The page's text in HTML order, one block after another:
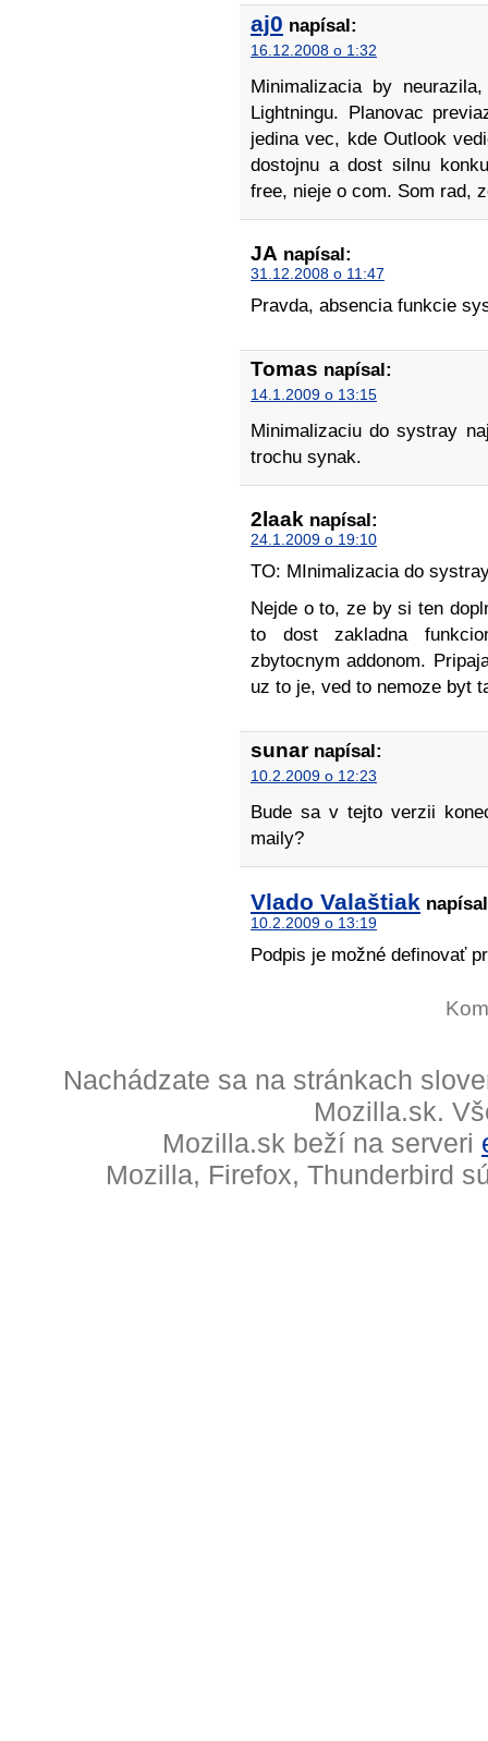
aj0 napísal:
16.12.2008 o 1:32
Minimalizacia by
Lightningu. Planovac
jedina vec, kde Outlook
dostojnu a dost silnu
free, nieje o com. Som rad,
JA napísal:
31.12.2008 o 11:47
Pravda, absencia funkcie
Tomas napísal:
14.1.2009 o 13:15
Minimalizaciu do systray
trochu synak.
2laak napísal:
24.1.2009 o 19:10
TO: MInimalizacia do
Nejde o to, ze by si ten
to dost zakladna
zbytocnym addonom.
uz to je, ved to nemoze byt
sunarnapísal:
10.2.2009 o 12:23
Bude sa v tejto verzii
maily?
Vlado Valaštiak
10.2.2009 o 13:19
Podpis je možné definovať
Nachádzate sa na stránkach
Mozilla.sk.
Mozilla.sk beží na serveri
Mozilla, Firefox, Thunderbird